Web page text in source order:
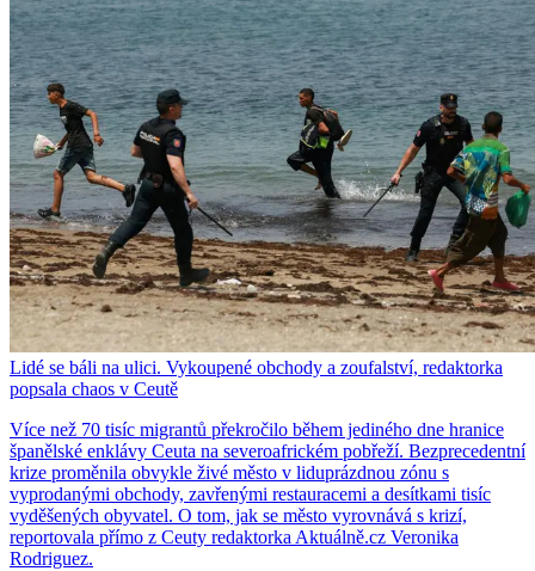
Lidé se báli na ulici. Vykoupené obchody a zoufalství, redaktorka
popsala chaos v Ceutě
Více než 70 tisíc migrantů překročilo během jediného dne hranice
španělské enklávy Ceuta na severoafrickém pobřeží. Bezprecedentní
krize proměnila obvykle živé město v liduprázdnou zónu s
vyprodanými obchody, zavřenými restauracemi a desítkami tisíc
vyděšených obyvatel. O tom, jak se město vyrovnává s krizí,
reportovala přímo z Ceuty redaktorka Aktuálně.cz Veronika
Rodriguez.